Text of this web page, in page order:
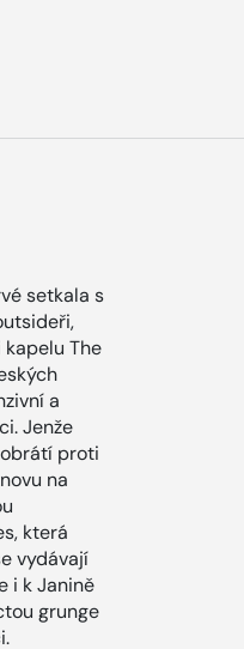
setkala s
The
a
Jenže
obrátí proti
na
která
vydávají
i k Janině
grunge